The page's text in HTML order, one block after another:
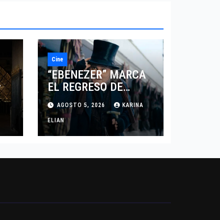
Cine
“EBENEZER” MARCA
EL REGRESO DE
JOHNNY DEPP A
HOLLYWOOD TRAS SU
PASO POR EL CINE
INDEPENDIENTE
AGOSTO 5, 2026 KARINA
ELIAN